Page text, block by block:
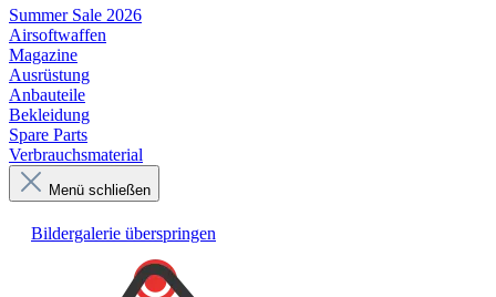
Summer Sale 2026
Airsoftwaffen
Magazine
Ausrüstung
Anbauteile
Bekleidung
Spare Parts
Verbrauchsmaterial
Menü schließen
Bildergalerie überspringen